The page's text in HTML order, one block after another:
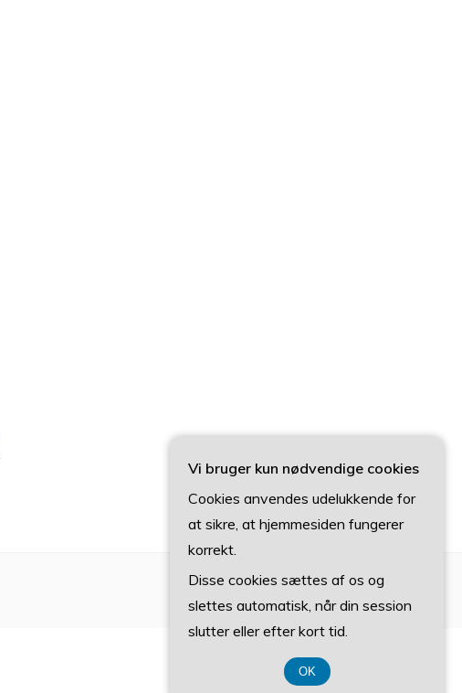
Vi bruger kun nødvendige cookies
Cookies anvendes udelukkende for
at sikre, at hjemmesiden fungerer
korrekt.
Disse cookies sættes af os og
slettes automatisk, når din session
slutter eller efter kort tid.
OK